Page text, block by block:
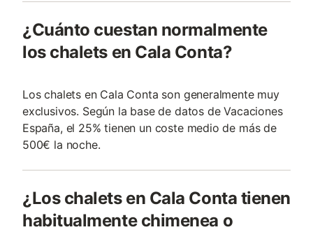
¿Cuánto cuestan normalmente
los chalets en Cala Conta?
Los chalets en Cala Conta son generalmente muy
exclusivos. Según la base de datos de Vacaciones
España, el 25% tienen un coste medio de más de
500€ la noche.
¿Los chalets en Cala Conta tienen
habitualmente chimenea o